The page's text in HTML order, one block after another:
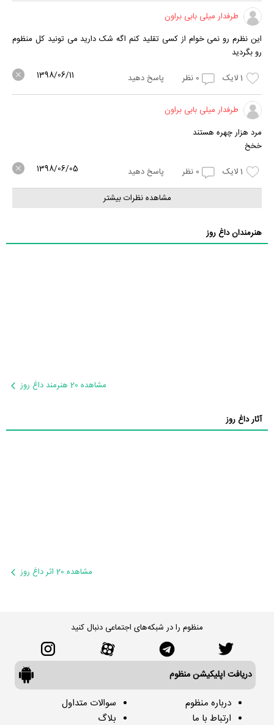
طرفدار میلی بابی براون
این نظرم رو نمی خوام از کسی تقلید کنم اگه شک دارید می تونید کل منظوم
رو بگردید
1لایک 0 نظر پاسخ دهید 1398/06/11
طرفدار میلی بابی براون
مرد هزار چهره هستند
خخخ
1لایک 0 نظر پاسخ دهید 1398/06/05
مشاهده نظرات بیشتر
هنرمندان داغ روز
مشاهده 20 هنرمند داغ روز
آثار داغ روز
مشاهده 20 اثر داغ روز
منظوم را در شبکه‌های اجتماعی دنبال کنید
دریافت اپلیکیشن منظوم
درباره منظوم
ارتباط با ما
سوالات متداول
بلاگ